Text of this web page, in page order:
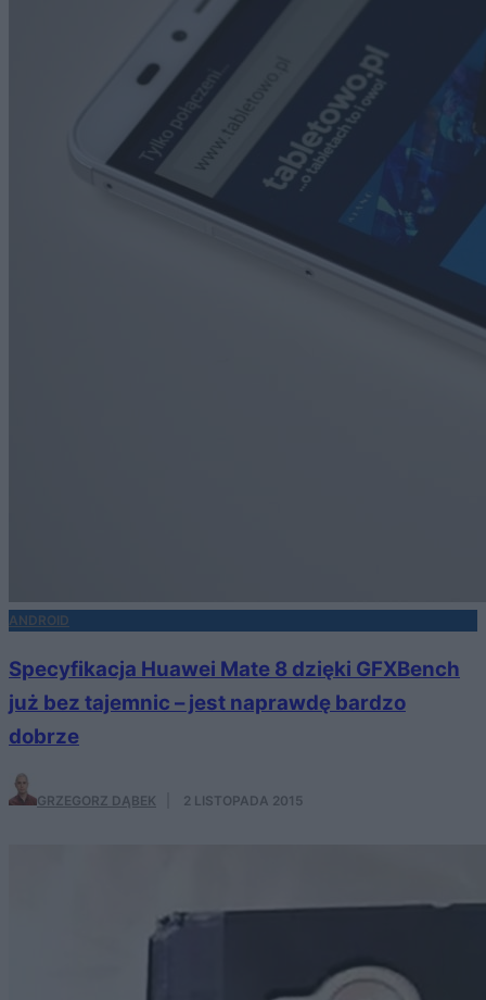
ANDROID
Specyfikacja Huawei Mate 8 dzięki GFXBench
już bez tajemnic – jest naprawdę bardzo
dobrze
GRZEGORZ DĄBEK 2 LISTOPADA 2015